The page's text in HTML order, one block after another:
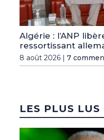
Algérie : l’ANP
ressortissant
8 août 2026 | 7
LES PLUS